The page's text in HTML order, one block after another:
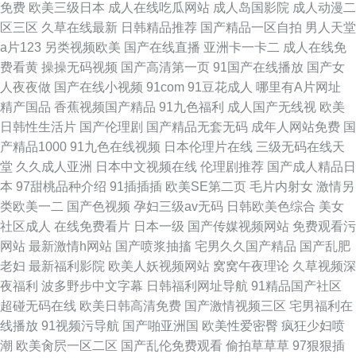
免费 欧美三级日本 成人在线吃瓜网站 成人岛国影院 成人动漫二
区三区 久草在线最新 日韩精品推荐 国产精品一区自拍 男人天堂
a片123 另类视频欧美 国产在线直播 亚洲卡一卡二 成人在线免
费看黄 操操无码视频 国产高清第一页 91国产在线播放 国产女
人夜夜做 国产在线小视频 91com 91豆花成人 哪里有A片网址
精产国品 香蕉视频国产精品 91九色福利 成人国产无线视 欧美
日韩性生活片 国产伦理剧 国产精品无套无码 成年人网站免费 国
产精品1000 91九色在线视频 日本伦理片在线 三级无码在线天
堂 久久成人亚洲 日本中文视频在线 伦理剧推荐 国产成人精品日
本 97甜桃品种介绍 91插插插 欧美SE第二页 毛片内射女 激情另
类欧美一二 国产色视频 孕妇三级av无码 日韩欧美色综合 美女
社区成人 在线免费看片 日本一级 国产传媒视频网站 免费观看污
网站 最新激情h网站 国产喷浆抽搐 宅男久久国产精品 国产乱肥
老妇 最新福利影院 欧美人妖视频网站 窝窝午夜理论 久草视频深
夜福利 波多野步中文字幕 日韩福利网址导航 91精品国产社区
超碰无码在线 欧美日韩高清免费 国产激情视频三区 宅男福利在
线播放 91视频污导航 国产啪亚洲国 欧美性爱密臀 疯狂少妇喷
潮 欧美肏屄一区二区 国产乱伦免费观看 偷拍草草草 97狠狠插